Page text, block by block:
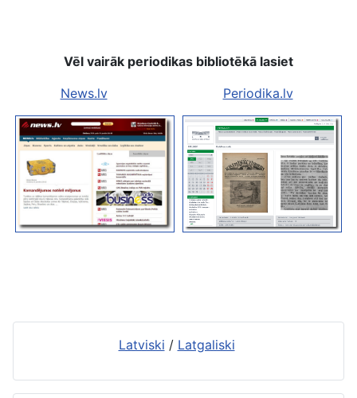
Vēl vairāk periodikas bibliotēkā lasiet
News.lv
Periodika.lv
Latviski / Latgaliski